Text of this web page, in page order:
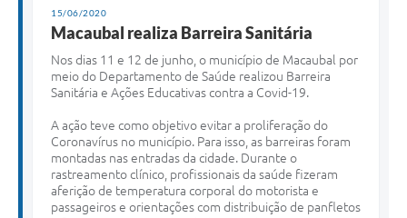
15/06/2020
Macaubal realiza Barreira Sanitária
Nos dias 11 e 12 de junho, o município de Macaubal por
meio do Departamento de Saúde realizou Barreira
Sanitária e Ações Educativas contra a Covid-19.
A ação teve como objetivo evitar a proliferação do
Coronavírus no município. Para isso, as barreiras foram
montadas nas entradas da cidade. Durante o
rastreamento clínico, profissionais da saúde fizeram
aferição de temperatura corporal do motorista e
passageiros e orientações com distribuição de panfletos